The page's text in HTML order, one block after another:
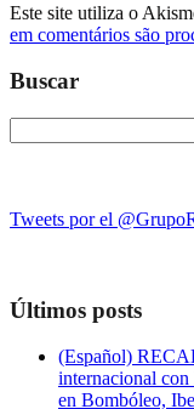
Este site utiliza o
em comentários são
Buscar
por:
Tweets por el
Últimos posts
(Español)
internacional
en Bombóleo,